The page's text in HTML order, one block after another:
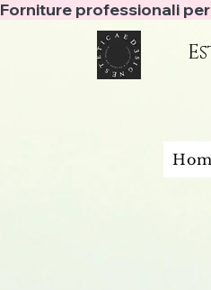
Forniture professionali